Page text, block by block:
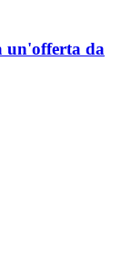
un'offerta da